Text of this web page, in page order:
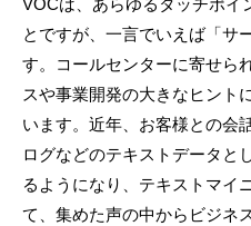
VOCは、あらゆるタッチポイ
とですが、一言でいえば「サ
す。コールセンターに寄せら
スや事業開発の大きなヒント
います。近年、お客様との会
ログなどのテキストデータと
るようになり、テキストマイ
て、集めた声の中からビジネ